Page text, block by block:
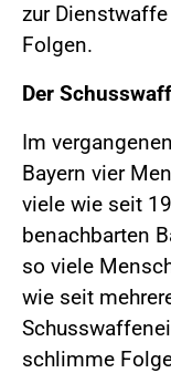
zur
Folgen.
Der
Im
Bayern vier
viele wie seit
benachbarten
so viele
wie seit
schlimme